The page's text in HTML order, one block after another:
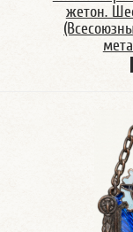
жетон.